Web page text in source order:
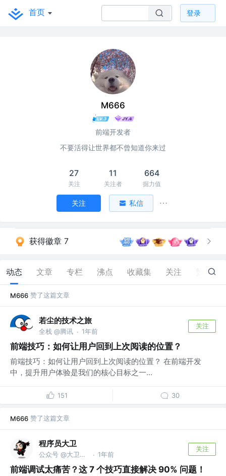
首页 登录
M666
前端开发者
不要活得让世界都不曾知道你来过
27
关注
11
关注者
664
掘力值
关注 私信
获得徽章 7
动态 文章 专栏 沸点 收藏集 关注 85
M666 赞了这篇文章
若尘的技术之旅
全栈 @腾讯 · 1年前
关注
前端技巧：如何让用户回到上次阅读的位置？
前端技巧：如何让用户回到上次阅读的位置？ 在前端开发
中，提升用户体验是我们的核心目标之一...
151 30
M666 赞了这篇文章
程序员大卫
公众号 @大卫职场说 · 1年前
关注
前端调试太痛苦？这 7 个技巧直接解决 90% 问题！